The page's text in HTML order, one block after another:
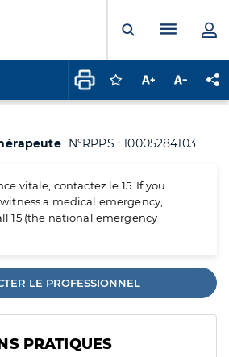
Ouvrir laMenu
Connectez-vous
Augmenter la
N°RPPS : 10005284103
vitale, contactez le 15. If you
a medical emergency,
15 (the national emergency
LE PROFESSIONNEL
PRATIQUES